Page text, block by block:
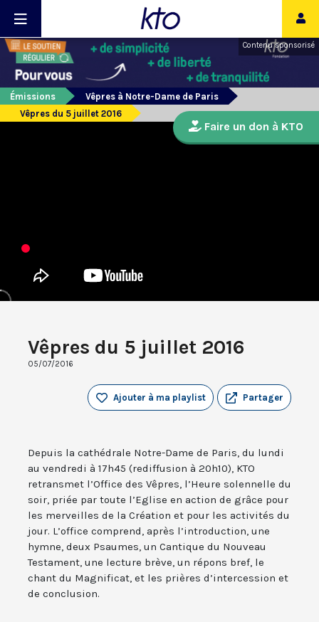
Contenu sponsorisé
Émissions
Vêpres à Notre-Dame de Paris
Vêpres du 5 juillet 2016
Vêpres du 5 juillet 2016
05/07/2016
Partager
Ajouter à ma playlist
Depuis la cathédrale Notre-Dame de Paris, du lundi
au vendredi à 17h45 (rediffusion à 20h10), KTO
retransmet l’Office des Vêpres, l’Heure solennelle du
soir, priée par toute l’Eglise en action de grâce pour
les merveilles de la Création et pour les activités du
jour. L’office comprend, après l’introduction, une
hymne, deux Psaumes, un Cantique du Nouveau
Testament, une lecture brève, un répons bref, le
chant du Magnificat, et les prières d’intercession et
de conclusion.
Faire un don à KTO